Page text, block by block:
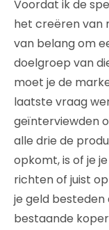
Voordat ik de
het creëren van
van belang om
doelgroep van
moet je de
laatste vraag
geïnterviewden
alle drie de
opkomt, is of je
richten of juist
je geld besteden
bestaande